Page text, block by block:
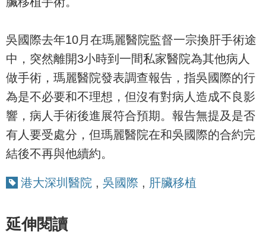
吳國際去年10月在瑪麗醫院監督一宗換肝手術途
中，突然離開3小時到一間私家醫院為其他病人
做手術，瑪麗醫院發表調查報告，指吳國際的行
為是不必要和不理想，但沒有對病人造成不良影
響，病人手術後進展符合預期。報告無提及是否
有人要受處分，但瑪麗醫院在和吳國際的合約完
結後不再與他續約。
港大深圳醫院 , 吳國際 , 肝臟移植
延伸閱讀